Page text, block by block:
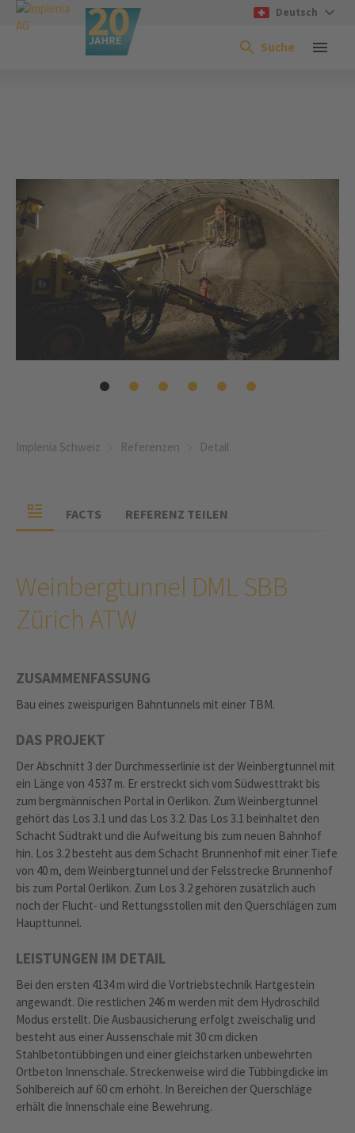
Deutsch
Suche
Implenia Schweiz Referenzen Detail
FACTS REFERENZ TEILEN
Weinbergtunnel DML SBB
Zürich ATW
ZUSAMMENFASSUNG
Bau eines zweispurigen Bahntunnels mit einer TBM.
DAS PROJEKT
Der Abschnitt 3 der Durchmesserlinie ist der Weinbergtunnel mit
ein Länge von 4 537 m. Er erstreckt sich vom Südwesttrakt bis
zum bergmännischen Portal in Oerlikon. Zum Weinbergtunnel
gehört das Los 3.1 und das Los 3.2. Das Los 3.1 beinhaltet den
Schacht Südtrakt und die Aufweitung bis zum neuen Bahnhof
hin. Los 3.2 besteht aus dem Schacht Brunnenhof mit einer Tiefe
von 40 m, dem Weinbergtunnel und der Felsstrecke Brunnenhof
bis zum Portal Oerlikon. Zum Los 3.2 gehören zusätzlich auch
noch der Flucht- und Rettungsstollen mit den Querschlägen zum
Haupttunnel.
LEISTUNGEN IM DETAIL
Bei den ersten 4134 m wird die Vortriebstechnik Hartgestein
angewandt. Die restlichen 246 m werden mit dem Hydroschild
Modus erstellt. Die Ausbausicherung erfolgt zweischalig und
besteht aus einer Aussenschale mit 30 cm dicken
Stahlbetontübbingen und einer gleichstarken unbewehrten
Ortbeton Innenschale. Streckenweise wird die Tübbingdicke im
Sohlbereich auf 60 cm erhöht. In Bereichen der Querschläge
erhält die Innenschale eine Bewehrung.